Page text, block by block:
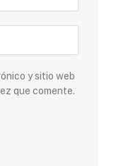
y sitio web
que comente.